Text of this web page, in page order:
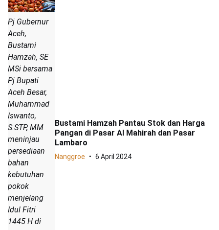
Pj Gubernur
Aceh,
Bustami
Hamzah, SE
MSi bersama
Pj Bupati
Aceh Besar,
Muhammad
Iswanto,
S.STP, MM
meninjau
persediaan
bahan
kebutuhan
pokok
menjelang
Idul Fitri
1445 H di
Bustami Hamzah Pantau Stok dan Harga
Pangan di Pasar Al Mahirah dan Pasar
Lambaro
Nanggroe 6 April 2024